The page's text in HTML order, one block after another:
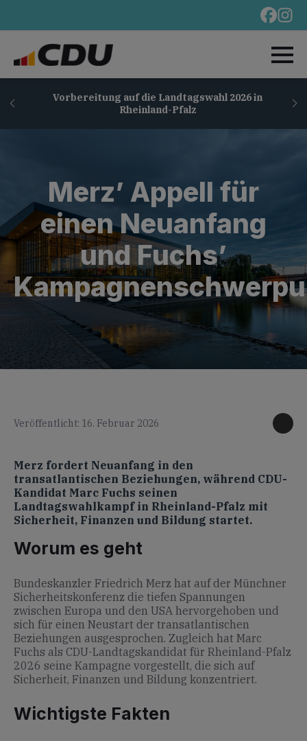
Vorbereitung auf die Landtagswahl 2026 in
Rheinland-Pfalz
Merz’ Appell für
einen Neuanfang
und Fuchs’
Veröffentlicht: 16. Februar 2026
Merz fordert Neuanfang in den
transatlantischen Beziehungen, während CDU-
Kandidat Marc Fuchs seinen
Landtagswahlkampf in Rheinland-Pfalz mit
Sicherheit, Finanzen und Bildung startet.
Worum es geht
Bundeskanzler Friedrich Merz hat auf der Münchner
Sicherheitskonferenz die tiefen Spannungen
zwischen Europa und den USA hervorgehoben und
sich für einen Neustart der transatlantischen
Beziehungen ausgesprochen. Zugleich hat Marc
Fuchs als CDU-Landtagskandidat für Rheinland-Pfalz
2026 seine Kampagne vorgestellt, die sich auf
Sicherheit, Finanzen und Bildung konzentriert.
Wichtigste Fakten